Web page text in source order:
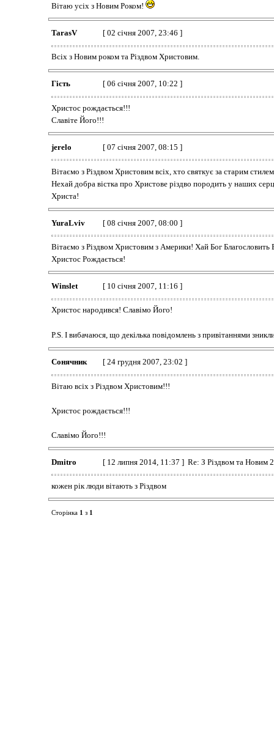
Вітаю усіх з Новим Роком!
TarasV [ 02 січня 2007, 23:46 ]
Всіх з Новим роком та Різдвом Христовим.
Гість [ 06 січня 2007, 10:22 ]
Христос рождається!!!
Славіте Його!!!
jerelo [ 07 січня 2007, 08:15 ]
Вітаємо з Різдвом Христовим всіх, хто святкує за старим
Нехай добра вістка про Христове різдво породить у наших
Христа!
YuraLviv [ 08 січня 2007, 08:00 ]
Вітаємо з Різдвом Христовим з Америки! Хай Бог
Христос Рождається!
Winslet [ 10 січня 2007, 11:16 ]
Христос народився! Славімо Його!
P.S. І вибачаюся, що декілька повідомлень з привітаннями
Сонячник [ 24 грудня 2007, 23:02 ]
Вітаю всіх з Різдвом Христовим!!!
Христос рождається!!!
Славімо Його!!!
Dmitro [ 12 липня 2014, 11:37 ] Re: З Різдвом та Новим
кожен рік люди вітають з Різдвом
Сторінка 1 з 1